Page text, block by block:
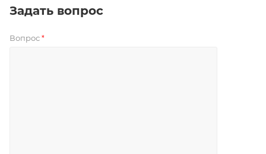
Задать вопрос
Вопрос *